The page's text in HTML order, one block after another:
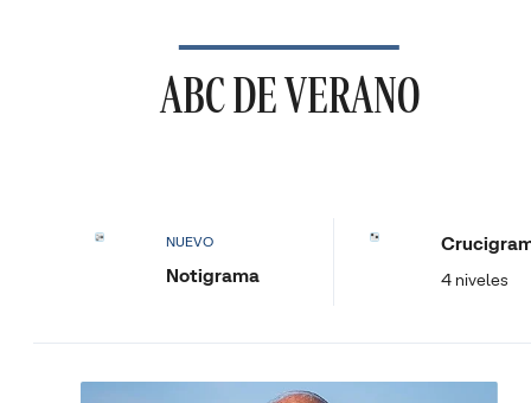
ABC DE VERANO
NUEVO
Notigrama 4 niveles